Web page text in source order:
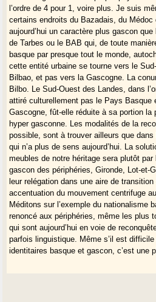
l’ordre de 4 pour 1, voire plus. Je suis
certains endroits du Bazadais, du Médoc
aujourd’hui un caractère plus gascon
de Tarbes ou le BAB qui, de toute
basque par presque tout le monde,
cette entité urbaine se tourne vers le
Bilbao, et pas vers la Gascogne. La
Bilbo. Le Sud-Ouest des Landes, dans
attiré culturellement pas le Pays Basque
Gascogne, fût-elle réduite à sa portion la
hyper gasconne. Les modalités de la
possible, sont à trouver ailleurs que
qui n’a plus de sens aujourd’hui. La
meubles de notre héritage sera plutôt
gascon des périphéries, Gironde, Lot-et-
leur relégation dans une aire de
accentuation du mouvement centrifuge
Méditons sur l’exemple du nationalisme
renoncé aux périphéries, même les plus
qui sont aujourd’hui en voie de
parfois linguistique. Même s’il est
identitaires basque et gascon, c’est une